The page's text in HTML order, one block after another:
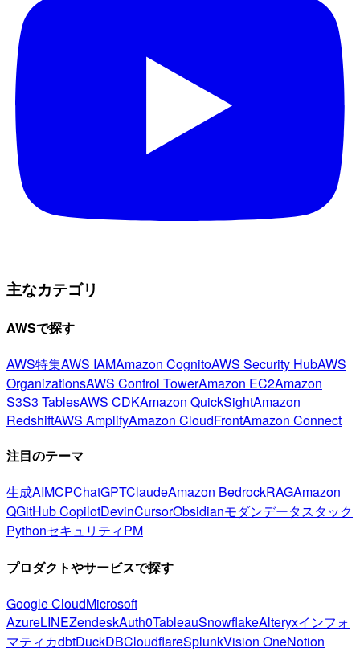
主なカテゴリ
AWSで探す
AWS特集AWS IAMAmazon CognitoAWS Security HubAWS
OrganizationsAWS Control TowerAmazon EC2Amazon
S3S3 TablesAWS CDKAmazon QuickSightAmazon
RedshiftAWS AmplifyAmazon CloudFrontAmazon Connect
注目のテーマ
生成AIMCPChatGPTClaudeAmazon BedrockRAGAmazon
QGitHub CopilotDevinCursorObsidianモダンデータスタック
PythonセキュリティPM
プロダクトやサービスで探す
Google CloudMicrosoft
AzureLINEZendeskAuth0TableauSnowflakeAlteryxインフォ
マティカdbtDuckDBCloudflareSplunkVision OneNotion